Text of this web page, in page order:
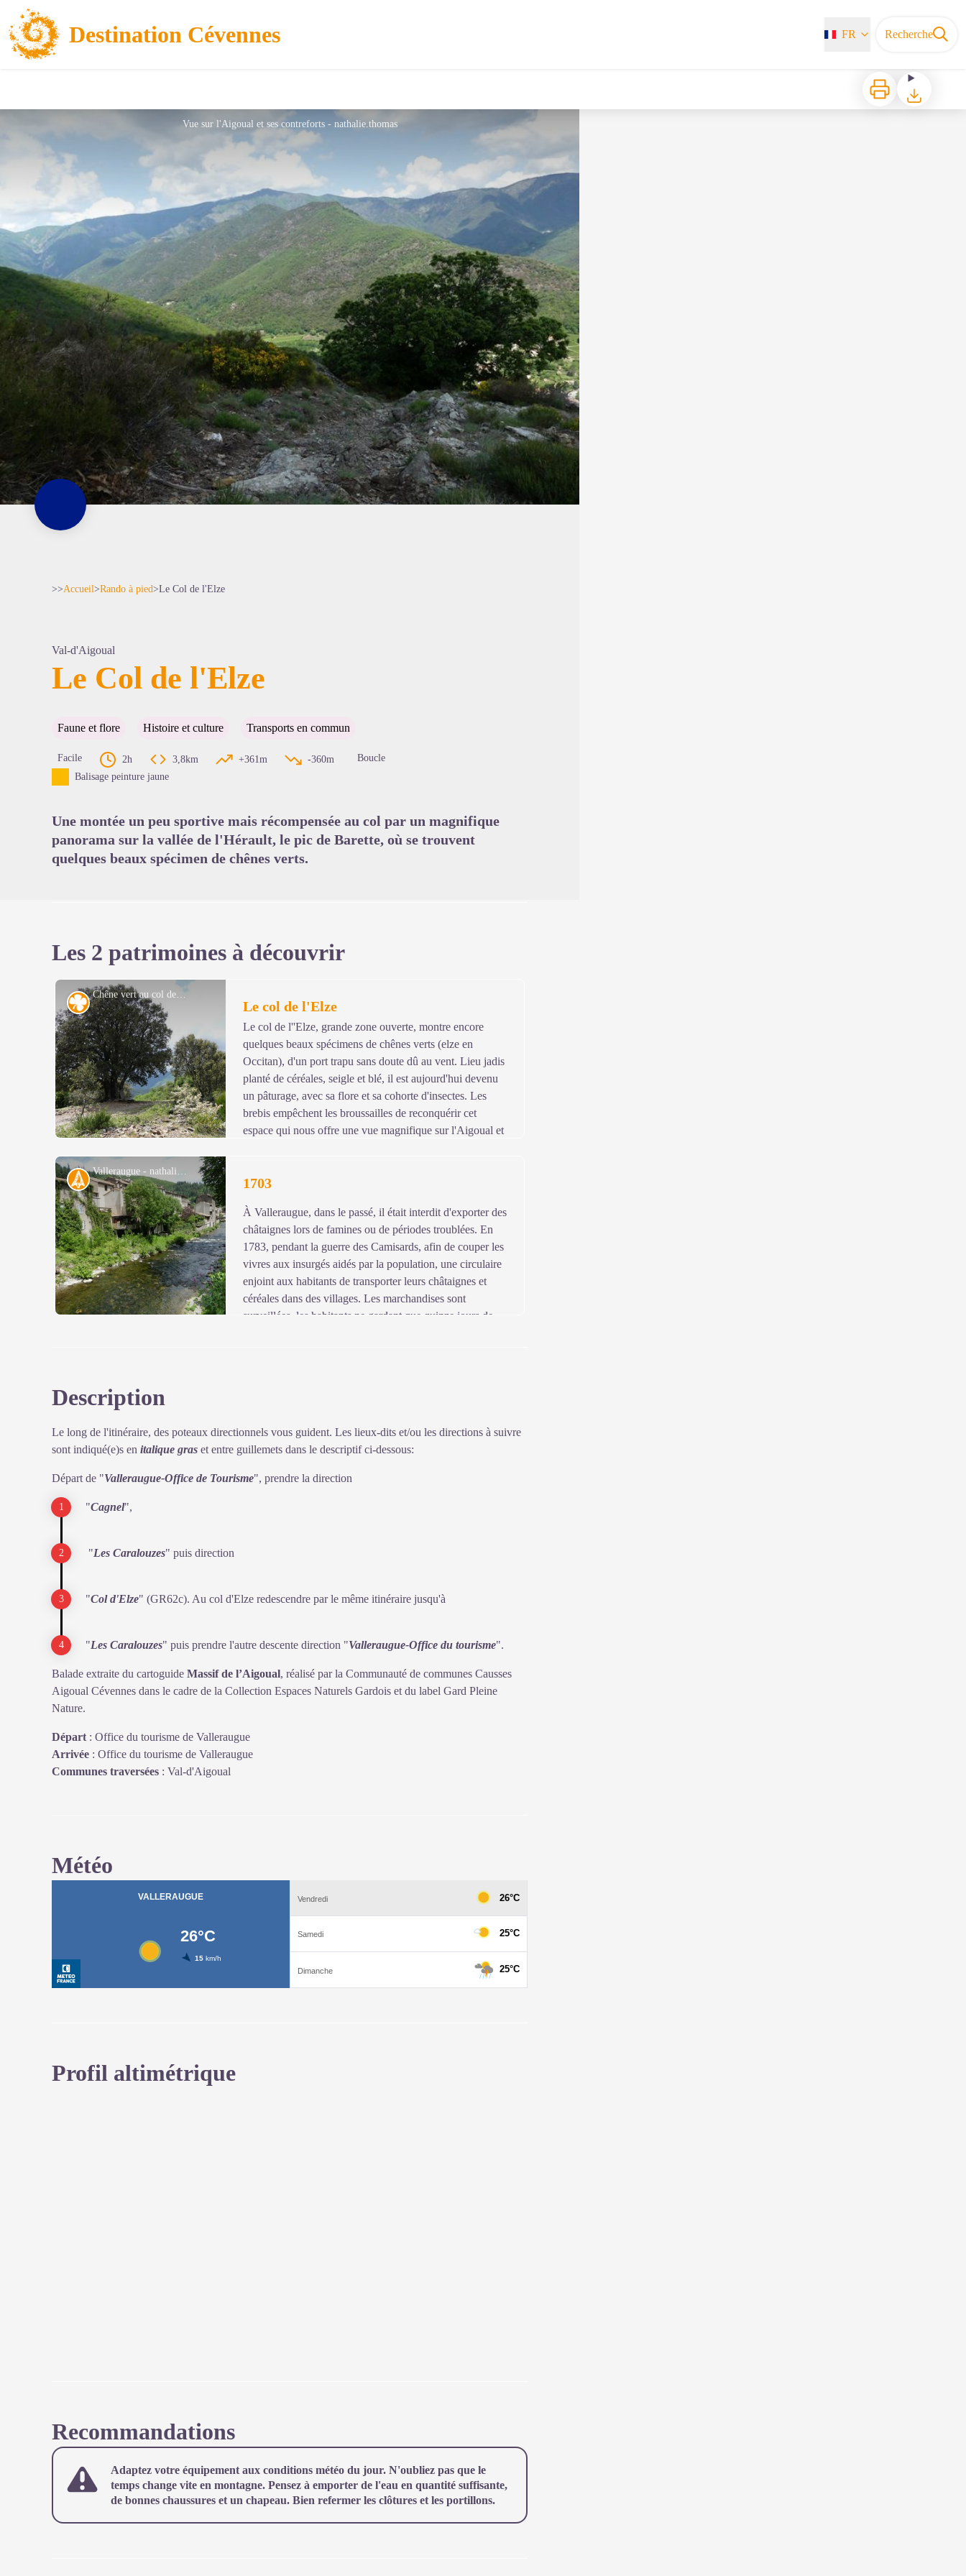
Destination Cévennes FR Recherche
Imprimer Télécharger
Vue sur l'Aigoual et ses contreforts - nathalie.thomas
>>Accueil>Rando à pied>Le Col de l'Elze
Val-d'Aigoual
Le Col de l'Elze
Faune et flore Histoire et culture Transports en commun
Facile 2h 3,8km +361m -360m
Boucle
Balisage peinture jaune
Une montée un peu sportive mais récompensée au col par un magnifique
panorama sur la vallée de l'Hérault, le pic de Barette, où se trouvent
quelques beaux spécimen de chênes verts.
Les 2 patrimoines à découvrir
Chêne vert au col de l'Elze - nathalie.thomas
Voir l'image en plein écran
Flore Le col de l'Elze
Le col de l''Elze, grande zone ouverte, montre encore
quelques beaux spécimens de chênes verts (elze en
Occitan), d'un port trapu sans doute dû au vent. Lieu jadis
planté de céréales, seigle et blé, il est aujourd'hui devenu
un pâturage, avec sa flore et sa cohorte d'insectes. Les
brebis empêchent les broussailles de reconquérir cet
espace qui nous offre une vue magnifique sur l'Aigoual et
déplaçant de 300 m vers l'est, au sommet du mamelon, il est possible d'observer des mouflons
au sur-ouest sur « le Montet », très tôt le matin ou en fin d'après midi.
Valleraugue - nathalie.thomas
Voir l'image en plein écran
Histoire 1703
À Valleraugue, dans le passé, il était interdit d'exporter des
châtaignes lors de famines ou de périodes troublées. En
1783, pendant la guerre des Camisards, afin de couper les
vivres aux insurgés aidés par la population, une circulaire
enjoint aux habitants de transporter leurs châtaignes et
céréales dans des villages. Les marchandises sont
surveillées, les habitants ne gardant que quinze jours de
Description
Le long de l'itinéraire, des poteaux directionnels vous guident. Les lieux-dits et/ou les directions à suivre
sont indiqué(e)s en italique gras et entre guillemets dans le descriptif ci-dessous:
Départ de "Valleraugue-Office de Tourisme", prendre la direction
"Cagnel",
"Les Caralouzes" puis direction
"Col d'Elze" (GR62c). Au col d'Elze redescendre par le même itinéraire jusqu'à
"Les Caralouzes" puis prendre l'autre descente direction "Valleraugue-Office du tourisme".
Balade extraite du cartoguide Massif de l’Aigoual, réalisé par la Communauté de communes Causses
Aigoual Cévennes dans le cadre de la Collection Espaces Naturels Gardois et du label Gard Pleine
Nature.
Départ : Office du tourisme de Valleraugue
Arrivée : Office du tourisme de Valleraugue
Communes traversées : Val-d'Aigoual
Météo
Profil altimétrique
Recommandations
Adaptez votre équipement aux conditions météo du jour. N'oubliez pas que le
temps change vite en montagne. Pensez à emporter de l'eau en quantité suffisante,
de bonnes chaussures et un chapeau. Bien refermer les clôtures et les portillons.